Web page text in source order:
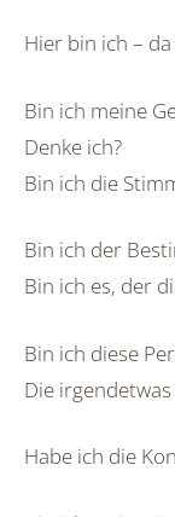
Hier bin ich –
Bin ich meine
Denke ich?
Bin ich die
Bin ich der
Bin ich es, der
Bin ich diese
Die
Habe ich die